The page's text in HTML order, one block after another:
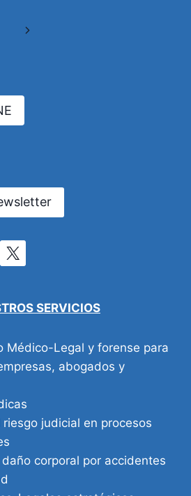
Siguiente
SERVICIOS
Médico-Legal y forense para
abogados y
riesgo judicial en procesos
corporal por accidentes